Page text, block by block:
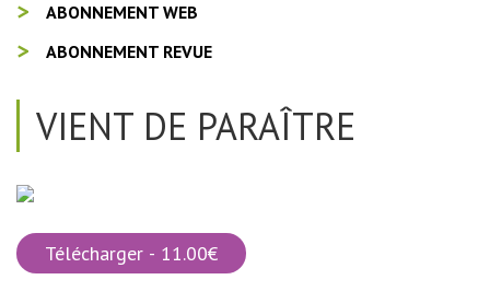
ABONNEMENT WEB
ABONNEMENT REVUE
VIENT DE PARAÎTRE
Télécharger - 11.00€